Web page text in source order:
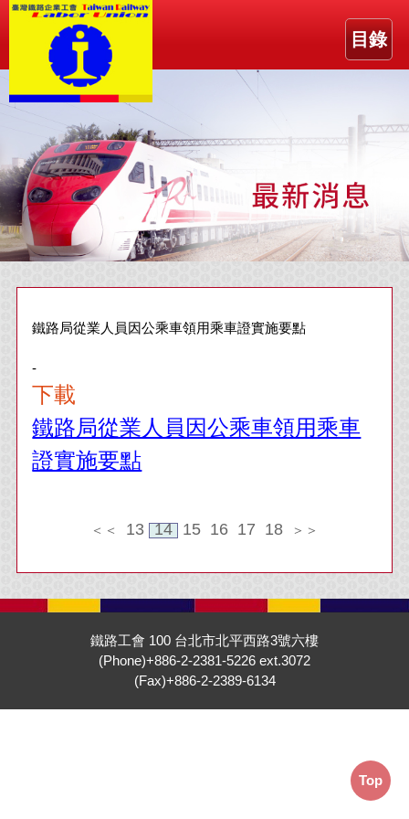
目錄
鐵路局從業人員因公乘車領用乘車證實施要點
-
下載
鐵路局從業人員因公乘車領用乘車
證實施要點
＜＜ 13 1415 16 17 18 ＞＞
鐵路工會 100 台北市北平西路3號六樓
(Phone)+886-2-2381-5226 ext.3072
(Fax)+886-2-2389-6134
Top